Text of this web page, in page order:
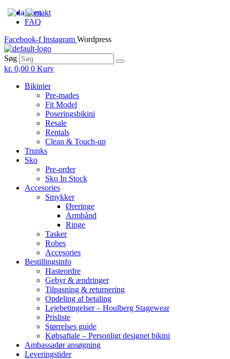
Skip
content
Kontakt
FAQ
Facebook-f Instagram Wordpress
Søg
kr. 0,00 0 Kurv
Bikinier
Pre-mades
Fit Model
Poseringsbikini
Resale
Rentals
Clean & Touch-up
Trunks
Sko
Pre-order
Sko In Stock
Accesories
Smykker
Øreringe
Armbånd
Ringe
Tasker
Robes
Accesories
Bestillingsinfo
Hasteordre
Gebyr & ændringer
Tilpasning & returnering
Opdeling af betaling
Lejebetingelser – Houlberg Stagewear
Prisliste
Størrelses guide
Købsaftale – Personligt designet bikini
Ambassadør ansøgning
Leveringstider